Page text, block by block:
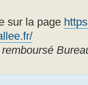
sur la page